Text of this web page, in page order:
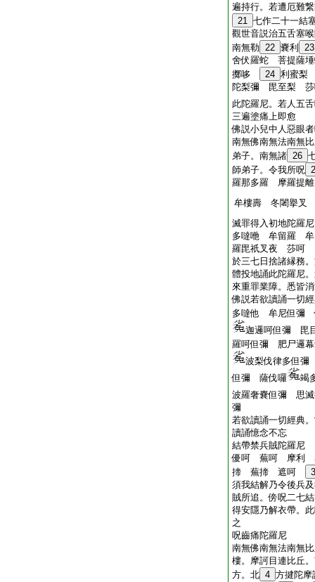
遍持行。若遭厄難
21 七作二十一結
觀世音説治五舌塞
南無勒 22 嚢利
23
舍伏羅蛇 菩提薩
擲哆
24 利蜜
陀梨彌 毘至梨 莎
此陀羅尼。若人五
三遍塗痛上即愈
佛説小兒中人惡眼
南無佛南無法南無
弟子。南無諸 26
師弟子。令我所呪
羅那多羅 摩羅
牟樓壽 冬闍擧叉
滅罪得入初地陀羅尼
多噠咃 牟留羅
羅毘祇叉夜 莎呵
於三七日捨諸縁務
體投地誦此陀羅尼
來重罪業障。悉皆
佛説若欲讀誦一切
多噠他 牟尼但彌
迦邏呵但彌 毘
羅呵但彌 肥尸邏
波梨伐律多但
但彌 薩伐囉
竭
波羅奢嚢但彌 思
彌
若欲讀誦一切經典
讀誦憶念不忘
結帶禁兵賊陀羅尼
優呵 蕪呵 摩利
揥 蕪揥 遮呵
3
須我結解乃令後兵
賊所追。傍呪二七
得安隱乃解衣帶。
之
呪齒痛陀羅尼
南無佛南無法南無
樓。摩訶目連比丘
方。北 4 方揵陀摩